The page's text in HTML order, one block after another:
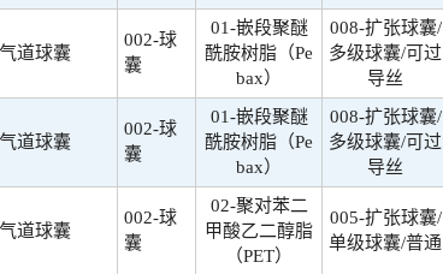
道球囊
002-球
囊
01-嵌段聚醚
酰胺树脂（Pe
bax）
008-扩张球囊/
多级球囊/可过
导丝
道球囊
002-球
囊
01-嵌段聚醚
酰胺树脂（Pe
bax）
008-扩张球囊/
多级球囊/可过
导丝
道球囊
002-球
囊
02-聚对苯二
甲酸乙二醇脂
（PET）
005-扩张球囊/
单级球囊/普通